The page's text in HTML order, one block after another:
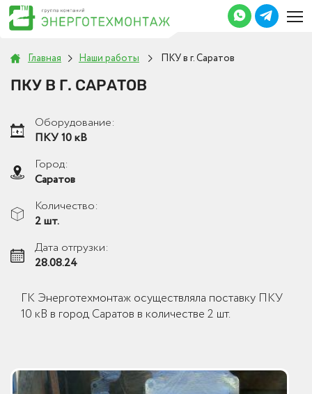
Главная Наши работы ПКУ в г. Саратов
ПКУ В Г. САРАТОВ
Оборудование:
ПКУ 10 кВ
Город:
Саратов
Количество:
2 шт.
Дата отгрузки:
28.08.24
ГК Энерготехмонтаж осуществляла поставку ПКУ
10 кВ в город Саратов в количестве 2 шт.